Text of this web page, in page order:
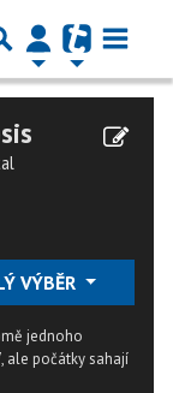
VÝBĚR
jednoho
ale počátky sahají